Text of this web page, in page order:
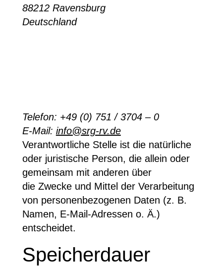
88212 Ravensburg
Deutschland
Telefon: +49 (0) 751 / 3704 – 0
E-Mail: info@srg-rv.de
Verantwortliche Stelle ist die natürliche
oder juristische Person, die allein oder
gemeinsam mit anderen über
die Zwecke und Mittel der Verarbeitung
von personenbezogenen Daten (z. B.
Namen, E-Mail-Adressen o. Ä.)
entscheidet.
Speicherdauer